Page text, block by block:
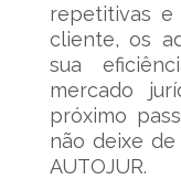
repetitivas e
cliente, os
sua
mercado
próximo
não deixe
AUTOJUR.